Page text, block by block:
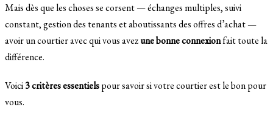
Mais dès que les choses se corsent — échanges multiples, suivi
constant, gestion des tenants et aboutissants des offres d’achat —
avoir un courtier avec qui vous avezune bonne connexionfait toute la
différence.
Voici3 critères essentielspour savoir si votre courtier est le bon pour
vous.